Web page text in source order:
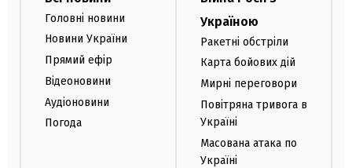
Головні новини
Новини України
Прямий ефір
Відеоновини
Аудіоновини
Погода
Україною
Ракетні обстріли
Карта бойових дій
Мирні переговори
Повітряна тривога в
Україні
Масована атака по
Україні